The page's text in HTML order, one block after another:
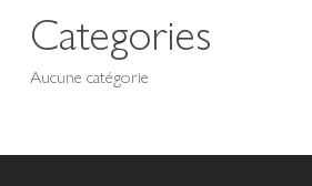
Categories
Aucune catégorie